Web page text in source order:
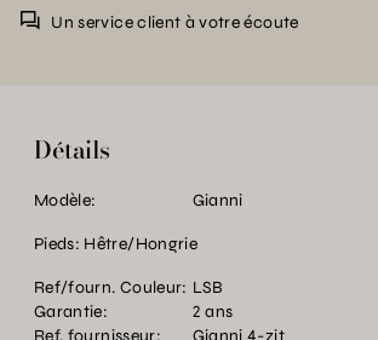
Un service client à votre écoute
Détails
Modèle: Gianni
Pieds: Hêtre/Hongrie
Ref/fourn. Couleur: LSB
Garantie:
2 ans
Ref. fournisseur:
Gianni 4-zit